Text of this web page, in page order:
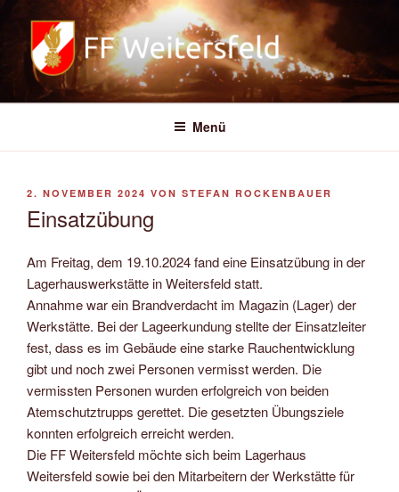
springen
FREIWILLIGE FEUERWEHR
WEITERSFELDMenü
VERÖFFENTLICHT
2. NOVEMBER 2024 VON STEFAN ROCKENBAUER
Einsatzübung
Am Freitag, dem 19.10.2024 fand eine Einsatzübung in der
Lagerhauswerkstätte in Weitersfeld statt.
Annahme war ein Brandverdacht im Magazin (Lager) der
Werkstätte. Bei der Lageerkundung stellte der Einsatzleiter
fest, dass es im Gebäude eine starke Rauchentwicklung
gibt und noch zwei Personen vermisst werden. Die
vermissten Personen wurden erfolgreich von beiden
Atemschutztrupps gerettet. Die gesetzten Übungsziele
konnten erfolgreich erreicht werden.
Die FF Weitersfeld möchte sich beim Lagerhaus
Weitersfeld sowie bei den Mitarbeitern der Werkstätte für